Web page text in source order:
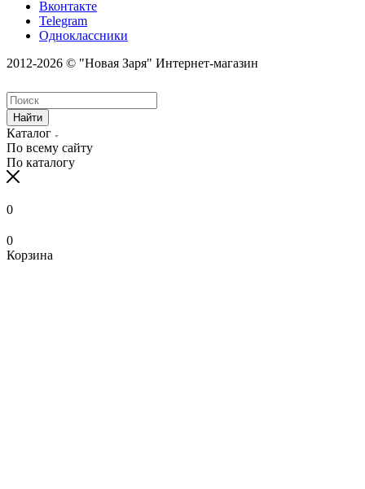
Вконтакте
Telegram
Одноклассники
2012-2026 © "Новая Заря" Интернет-магазин
Найти
Каталог
По всему сайту
По каталогу
0
0
Корзина